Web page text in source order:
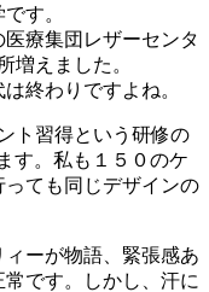
す。
療集団レザーセンタ
増えました。
終わりですよね。
ト習得という研修の
す。私も１５０のケ
ても同じデザインの
ーが物語、緊張感あ
です。しかし、汗に